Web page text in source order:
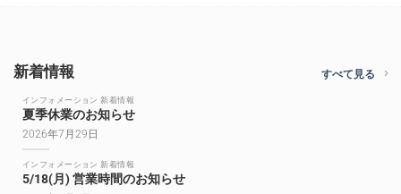
新着情報 すべて見る
インフォメーション 新着情報
夏季休業のお知らせ
2026年7月29日
インフォメーション 新着情報
5/18(月) 営業時間のお知らせ